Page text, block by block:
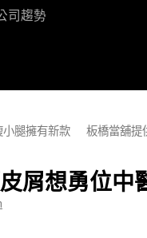
司趨勢
腿擁有新款
板橋當舖提
屑想勇位中